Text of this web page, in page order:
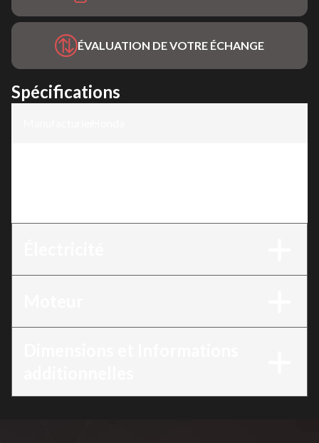
ÉVALUATION DE VOTRE ÉCHANGE
Spécifications